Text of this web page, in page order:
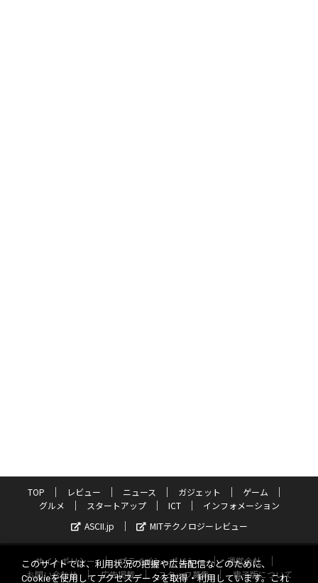
TOP レビュー ニュース ガジェット
ゲーム
グルメ
スタートアップ ICT
インフォメーション
ASCII.jp
MITテクノロジーレビュー
サイトポリシー プライバシーポリシー
運営会社
お問い合わせ
広告掲載 スタッフ募集 電子版について
このサイトでは、利用状況の把握や広告配信などのために、
Cookieを使用してアクセスデータを取得・利用しています。これ